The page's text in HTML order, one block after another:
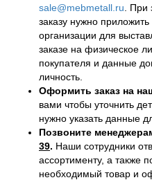
sale@mebmetall.ru .
заказу нужно
организации для
заказе на физическое
покупателя и данные
личность.
Оформить заказ на
вами чтобы уточнить
нужно указать данные
Позвоните
39. Наши сотрудники
ассортименту, а также
необходимый товар и